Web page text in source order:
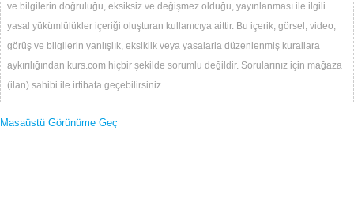
ve bilgilerin doğruluğu, eksiksiz ve değişmez olduğu, yayınlanması ile ilgili
yasal yükümlülükler içeriği oluşturan kullanıcıya aittir. Bu içerik, görsel, video,
görüş ve bilgilerin yanlışlık, eksiklik veya yasalarla düzenlenmiş kurallara
aykırılığından kurs.com hiçbir şekilde sorumlu değildir. Sorularınız için mağaza
(ilan) sahibi ile irtibata geçebilirsiniz.
Masaüstü Görünüme Geç